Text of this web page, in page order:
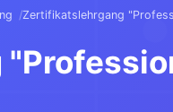
Zertifikatslehrgang